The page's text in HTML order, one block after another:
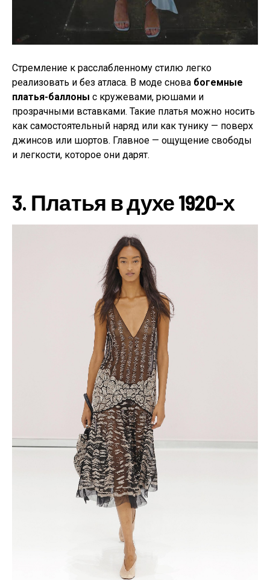
Стремление к расслабленному стилю легко
реализовать и без атласа. В моде снова богемные
платья-баллоны с кружевами, рюшами и
прозрачными вставками. Такие платья можно носить
как самостоятельный наряд или как тунику — поверх
джинсов или шортов. Главное — ощущение свободы
и легкости, которое они дарят.
3. Платья в духе 1920-х